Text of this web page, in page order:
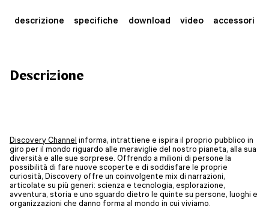
descrizione specifiche download video accessori
Descrizione
Discovery Channel informa, intrattiene e ispira il proprio pubblico in
giro per il mondo riguardo alle meraviglie del nostro pianeta, alla sua
diversità e alle sue sorprese. Offrendo a milioni di persone la
possibilità di fare nuove scoperte e di soddisfare le proprie
curiosità, Discovery offre un coinvolgente mix di narrazioni,
articolate su più generi: scienza e tecnologia, esplorazione,
avventura, storia e uno sguardo dietro le quinte su persone, luoghi e
organizzazioni che danno forma al mondo in cui viviamo.